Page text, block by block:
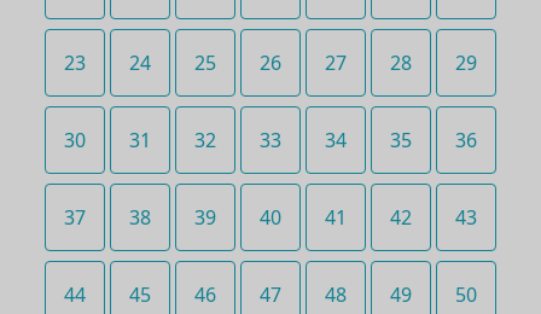
23 24 25 26 27 28 29
30 31 32 33 34 35 36
37 38 39 40 41 42 43
44 45 46 47 48 49 50